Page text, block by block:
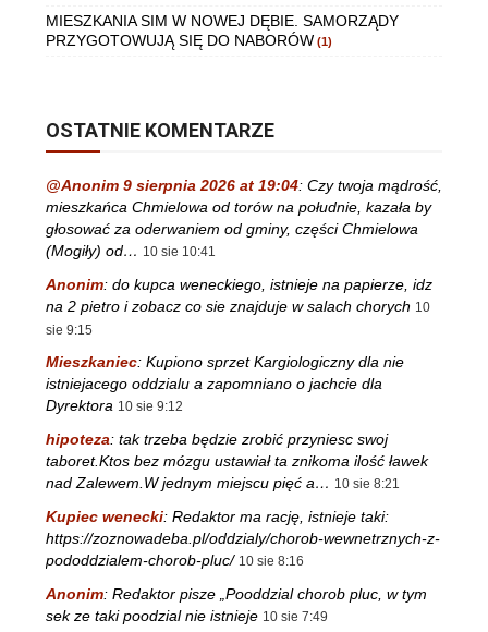
MIESZKANIA SIM W NOWEJ DĘBIE. SAMORZĄDY
PRZYGOTOWUJĄ SIĘ DO NABORÓW (1)
OSTATNIE KOMENTARZE
@Anonim 9 sierpnia 2026 at 19:04: Czy twoja mądrość,
mieszkańca Chmielowa od torów na południe, kazała by
głosować za oderwaniem od gminy, części Chmielowa
(Mogiły) od… 10 sie 10:41
Anonim: do kupca weneckiego, istnieje na papierze, idz
na 2 pietro i zobacz co sie znajduje w salach chorych 10
sie 9:15
Mieszkaniec: Kupiono sprzet Kargiologiczny dla nie
istniejacego oddzialu a zapomniano o jachcie dla
Dyrektora 10 sie 9:12
hipoteza: tak trzeba będzie zrobić przyniesc swoj
taboret.Ktos bez mózgu ustawiał ta znikoma ilość ławek
nad Zalewem.W jednym miejscu pięć a… 10 sie 8:21
Kupiec wenecki: Redaktor ma rację, istnieje taki:
https://zoznowadeba.pl/oddzialy/chorob-wewnetrznych-z-
pododdzialem-chorob-pluc/ 10 sie 8:16
Anonim: Redaktor pisze „Pooddzial chorob pluc, w tym
sek ze taki poodzial nie istnieje 10 sie 7:49